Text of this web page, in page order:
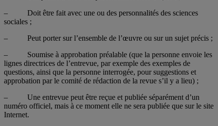
– Doit être fait avec une ou des personnalités des sciences
sociales ;
– Peut porter sur l’ensemble de l’œuvre ou sur un sujet précis ;
– Soumise à approbation préalable (que la personne envoie les
lignes directrices de l’entrevue, par exemple des exemples de
questions, ainsi que la personne interrogée, pour suggestions et
approbation par le comité de rédaction de la revue s’il y a lieu) ;
– Une entrevue peut être reçue et publiée séparément d’un
numéro officiel, mais à ce moment elle ne sera publiée que sur le site
Internet.